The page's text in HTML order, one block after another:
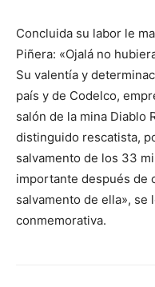
Concluida su labor le
Piñera: «Ojalá no
Su valentía y
país y de Codelco,
salón de la mina Diablo
distinguido rescatista,
salvamento de los 33
importante después de
salvamento de ella», se
conmemorativa.